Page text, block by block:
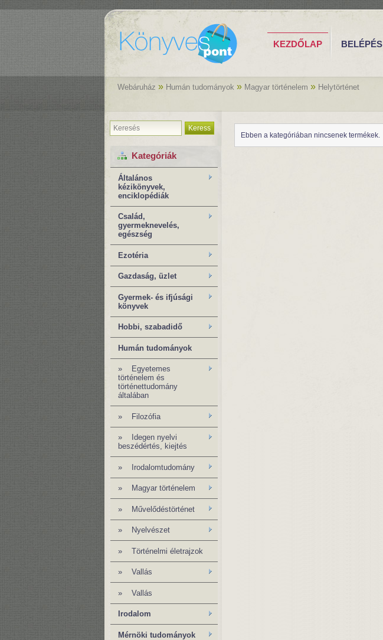
KEZDŐLAP BELÉPÉS
Webáruház » Humán tudományok » Magyar történelem » Helytörténet
Keress
Kategóriák
Általános
kézikönyvek,
enciklopédiák
Család,
gyermeknevelés,
egészség
Ezotéria
Gazdaság, üzlet
Gyermek- és ifjúsági
könyvek
Hobbi, szabadidő
Humán tudományok
»
Egyetemes
történelem és
történettudomány
általában
» Filozófia
» Idegen nyelvi
beszédértés, kiejtés
» Irodalomtudomány
» Magyar történelem
» Művelődéstörténet
» Nyelvészet
» Történelmi életrajzok
» Vallás
» Vallás
Irodalom
Mérnöki tudományok
Ebben a kategóriában nincsenek termékek.